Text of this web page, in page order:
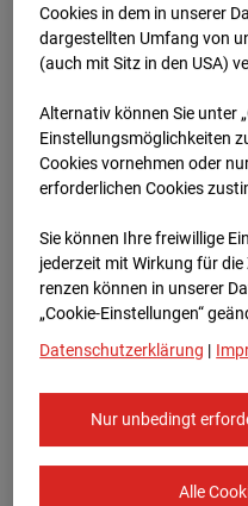
Cookies in dem in unserer
dargestellten Umfang von
(auch mit Sitz in den USA)
Alternativ können Sie unter
Einstellungsmöglichkeiten
Cookies vornehmen oder
erforderlichen Cookies
Sie können Ihre freiwillige
jederzeit mit Wirkung für
renzen können in unserer
„Cookie-Einstellungen“
Datenschutzerklärung |
Nur unbedingt
Alle